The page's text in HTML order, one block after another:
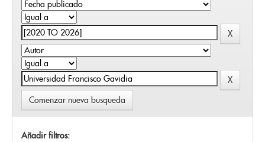
Comenzar nueva busqueda
Añadir filtros: